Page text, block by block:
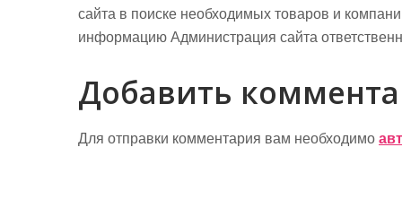
сайта в поиске необходимых товаров и
информацию Администрация сайта
Добавить
Для отправки комментария вам необходимо